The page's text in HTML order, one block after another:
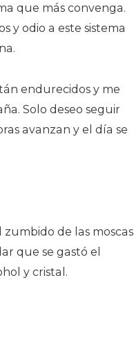
que más convenga.
y odio a este sistema
endurecidos y me
Solo deseo seguir
avanzan y el día se
de las moscas
que se gastó el
y cristal.